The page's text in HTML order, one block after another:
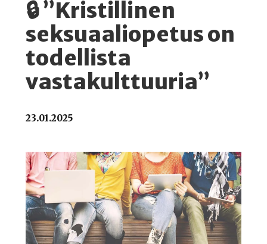
🔒 ”Kristillinen
seksuaaliopetus on
todellista
vastakulttuuria”
23.01.2025